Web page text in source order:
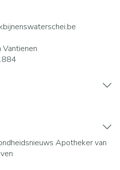
Vantienen
Apotheker van